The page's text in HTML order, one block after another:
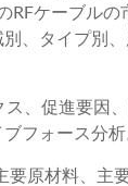
RFケーブルの
、タイプ別
、促進要因
フォース分析
原材料、主